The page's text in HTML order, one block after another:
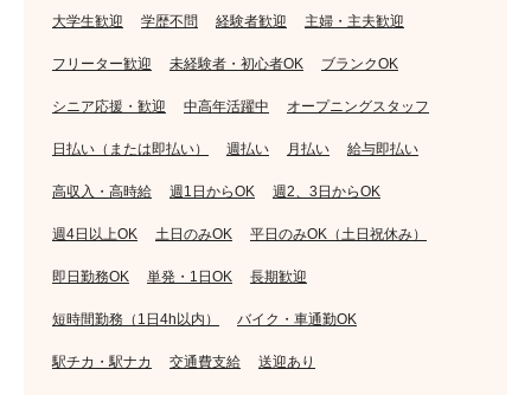
大学生歓迎 学歴不問 経験者歓迎 主婦・主夫歓迎
フリーター歓迎 未経験者・初心者OK ブランクOK
シニア応援・歓迎 中高年活躍中 オープニングスタッフ
日払い（または即払い） 週払い 月払い 給与即払い
高収入・高時給 週1日からOK 週2、3日からOK
週4日以上OK 土日のみOK 平日のみOK（土日祝休み）
即日勤務OK 単発・1日OK 長期歓迎
短時間勤務（1日4h以内） バイク・車通勤OK
駅チカ・駅ナカ 交通費支給 送迎あり